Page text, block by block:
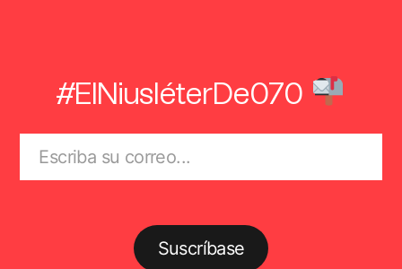
#ElNiusléterDe070
Suscríbase